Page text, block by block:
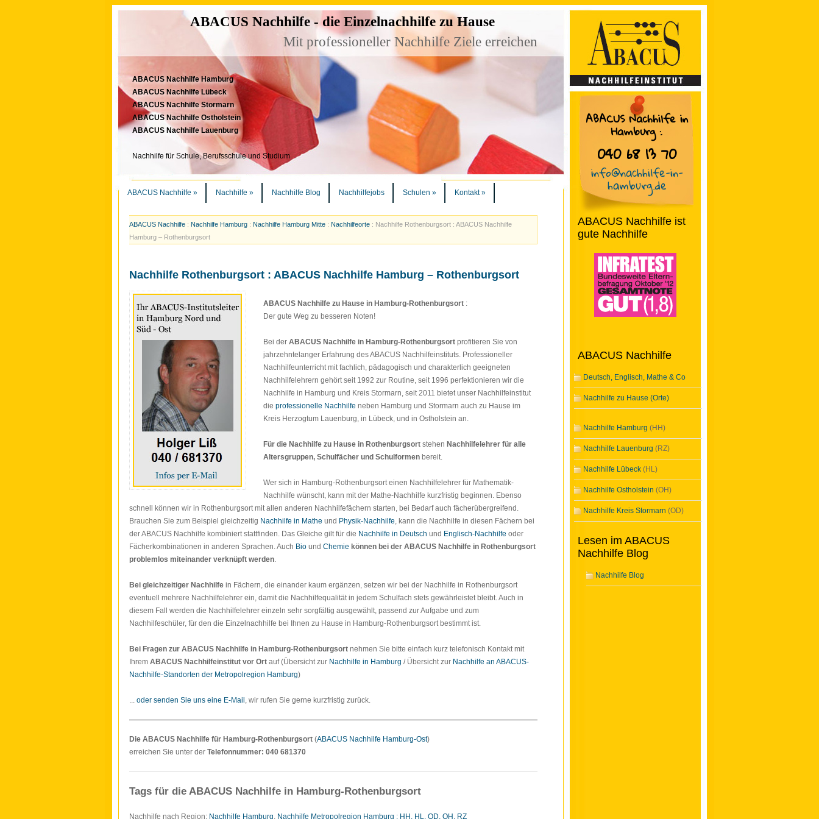
ABACUS Nachhilfe in
Hamburg:
040 68 13 70
info@nachhilfe-in-
hamburg.de
ABACUS Nachhilfe - die Einzelnachhilfe zu Hause
Mit professioneller Nachhilfe Ziele erreichen
ABACUS Nachhilfe Hamburg
ABACUS Nachhilfe Lübeck
ABACUS Nachhilfe Stormarn
ABACUS Nachhilfe Ostholstein
ABACUS Nachhilfe Lauenburg
Nachhilfe für Schule, Berufsschule und Studium
ABACUS Nachhilfe » Nachhilfe » Nachhilfe Blog Nachhilfejobs Schulen » Kontakt»
ABACUS Nachhilfe : Nachhilfe Hamburg : Nachhilfe Hamburg Mitte : Nachhilfeorte : Nachhilfe Rothenburgsort : ABACUS Nachhilfe
Hamburg – Rothenburgsort
Nachhilfe Rothenburgsort : ABACUS Nachhilfe Hamburg – Rothenburgsort
ABACUS Nachhilfe zu Hause in Hamburg-Rothenburgsort :
Der gute Weg zu besseren Noten!
Bei der ABACUS Nachhilfe in Hamburg-Rothenburgsort profitieren Sie von
jahrzehntelanger Erfahrung des ABACUS Nachhilfeinstituts. Professioneller
Nachhilfeunterricht mit fachlich, pädagogisch und charakterlich geeigneten
Nachhilfelehrern gehört seit 1992 zur Routine, seit 1996 perfektionieren wir die
Nachhilfe in Hamburg und Kreis Stormarn, seit 2011 bietet unser Nachhilfeinstitut
die professionelle Nachhilfe neben Hamburg und Stormarn auch zu Hause im
Kreis Herzogtum Lauenburg, in Lübeck, und in Ostholstein an.
Für die Nachhilfe zu Hause in Rothenburgsort stehen Nachhilfelehrer für alle
Altersgruppen, Schulfächer und Schulformen bereit.
Wer sich in Hamburg-Rothenburgsort einen Nachhilfelehrer für Mathematik-
Nachhilfe wünscht, kann mit der Mathe-Nachhilfe kurzfristig beginnen. Ebenso
schnell können wir in Rothenburgsort mit allen anderen Nachhilfefächern starten, bei Bedarf auch fächerübergreifend.
Brauchen Sie zum Beispiel gleichzeitig Nachhilfe in Mathe und Physik-Nachhilfe, kann die Nachhilfe in diesen Fächern bei
der ABACUS Nachhilfe kombiniert stattfinden. Das Gleiche gilt für die Nachhilfe in Deutsch und Englisch-Nachhilfe oder
Fächerkombinationen in anderen Sprachen. Auch Bio und Chemie können bei der ABACUS Nachhilfe in Rothenburgsort
problemlos miteinander verknüpft werden.
Bei gleichzeitiger Nachhilfe in Fächern, die einander kaum ergänzen, setzen wir bei der Nachhilfe in Rothenburgsort
eventuell mehrere Nachhilfelehrer ein, damit die Nachhilfequalität in jedem Schulfach stets gewährleistet bleibt. Auch in
diesem Fall werden die Nachhilfelehrer einzeln sehr sorgfältig ausgewählt, passend zur Aufgabe und zum
Nachhilfeschüler, für den die Einzelnachhilfe bei Ihnen zu Hause in Hamburg-Rothenburgsort bestimmt ist.
Bei Fragen zur ABACUS Nachhilfe in Hamburg-Rothenburgsort nehmen Sie bitte einfach kurz telefonisch Kontakt mit
Ihrem ABACUS Nachhilfeinstitut vor Ort auf (Übersicht zur Nachhilfe in Hamburg / Übersicht zur Nachhilfe an ABACUS-
Nachhilfe-Standorten der Metropolregion Hamburg)
... oder senden Sie uns eine E-Mail , wir rufen Sie gerne kurzfristig zurück.
Die ABACUS Nachhilfe für Hamburg-Rothenburgsort (ABACUS Nachhilfe Hamburg-Ost)
erreichen Sie unter der Telefonnummer: 040 681370
Tags für die ABACUS Nachhilfe in Hamburg-Rothenburgsort
Nachhilfe nach Region: Nachhilfe Hamburg, Nachhilfe Metropolregion Hamburg : HH, HL, OD, OH, RZ
ABACUS Nachhilfe ist
gute Nachhilfe
ABACUS Nachhilfe
Deutsch, Englisch, Mathe & Co
Nachhilfe zu Hause (Orte)
Nachhilfe Hamburg (HH)
Nachhilfe Lauenburg (RZ)
Nachhilfe Lübeck (HL)
Nachhilfe Ostholstein (OH)
Nachhilfe Kreis Stormarn (OD)
Lesen im ABACUS
Nachhilfe Blog
Nachhilfe Blog